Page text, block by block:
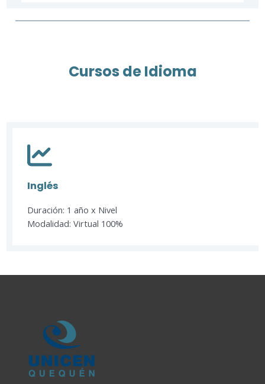
Cursos de Idioma
Inglés
Duración: 1 año x Nivel
Modalidad: Virtual 100%